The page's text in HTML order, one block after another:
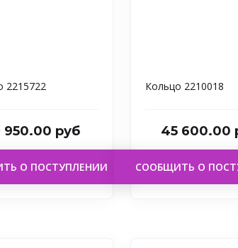
2215722
950.00 руб
О ПОСТУПЛЕНИИ
Кольцо 2210018
45 600.00
СООБЩИТЬ О